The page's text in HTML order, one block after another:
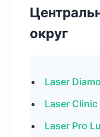
округ
Laser
Laser
Laser Pro